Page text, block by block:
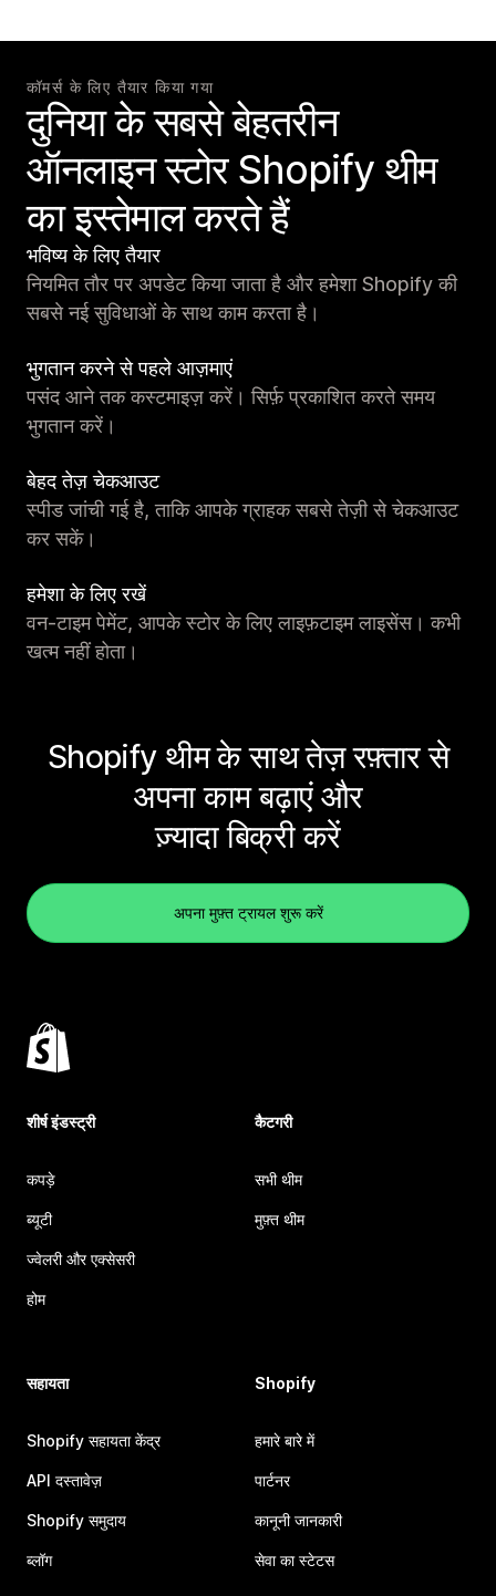
कॉमर्स के लिए तैयार किया गया
दुनिया के सबसे बेहतरीन
ऑनलाइन स्टोर Shopify थीम
का इस्तेमाल करते हैं
भविष्य के लिए तैयार
नियमित तौर पर अपडेट किया जाता है और हमेशा Shopify की
सबसे नई सुविधाओं के साथ काम करता है।
भुगतान करने से पहले आज़माएं
पसंद आने तक कस्टमाइज़ करें। सिर्फ़ प्रकाशित करते समय
भुगतान करें।
बेहद तेज़ चेकआउट
स्पीड जांची गई है, ताकि आपके ग्राहक सबसे तेज़ी से चेकआउट
कर सकें।
हमेशा के लिए रखें
वन-टाइम पेमेंट, आपके स्टोर के लिए लाइफ़टाइम लाइसेंस। कभी
खत्म नहीं होता।
Shopify थीम के साथ तेज़ रफ़्तार से
अपना काम बढ़ाएं और
ज़्यादा बिक्री करें
अपना मुफ़्त ट्रायल शुरू करें
शीर्ष इंडस्ट्री
कपड़े
ब्यूटी
ज्वेलरी और एक्सेसरी
होम
कैटगरी
सभी थीम
मुफ़्त थीम
सहायता
Shopify सहायता केंद्र
API दस्तावेज़
Shopify समुदाय
ब्लॉग
Shopify
हमारे बारे में
पार्टनर
कानूनी जानकारी
सेवा का स्टेटस